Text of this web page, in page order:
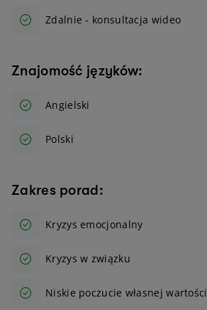
Zdalnie - konsultacja wideo
Znajomość języków:
Angielski
Polski
Zakres porad:
Kryzys emocjonalny
Kryzys w związku
Niskie poczucie własnej wartości